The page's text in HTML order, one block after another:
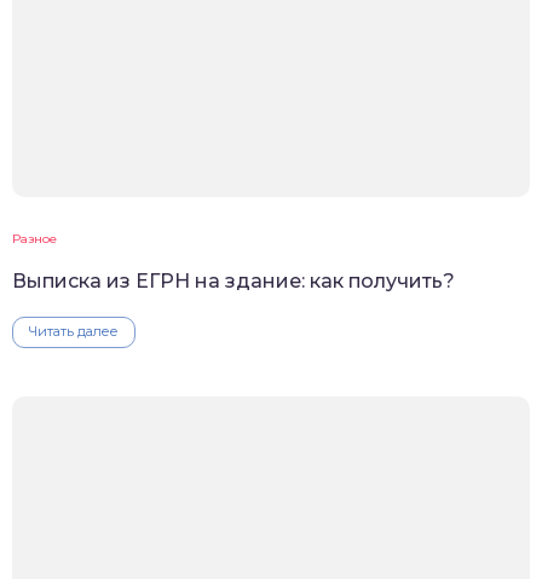
Разное
Выписка из ЕГРН на здание: как получить?
Читать далее